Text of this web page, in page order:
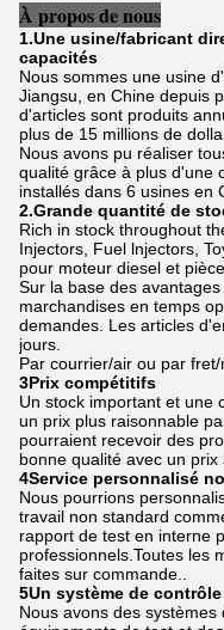
À propos de nous
1.Une usine/fabricant
capacités
Nous sommes une usine
Jiangsu, en Chine depuis
d'articles sont produits
plus de 15 millions de
Nous avons pu réaliser
qualité grâce à plus d'une
installés dans 6 usines en
2.Grande quantité de
Rich in stock throughout
Injectors, Fuel lnjectors,
pour moteur diesel et
Sur la base des
marchandises en temps
demandes. Les articles
jours.
Par courrier/air ou par
3Prix compétitifs
Un stock important et une
un prix plus raisonnable
pourraient recevoir des
bonne qualité avec un prix
4Service personnalisé
Nous pourrions
travail non standard
rapport de test en interne
professionnels.Toutes les
faites sur commande..
5Un système de
Nous avons des